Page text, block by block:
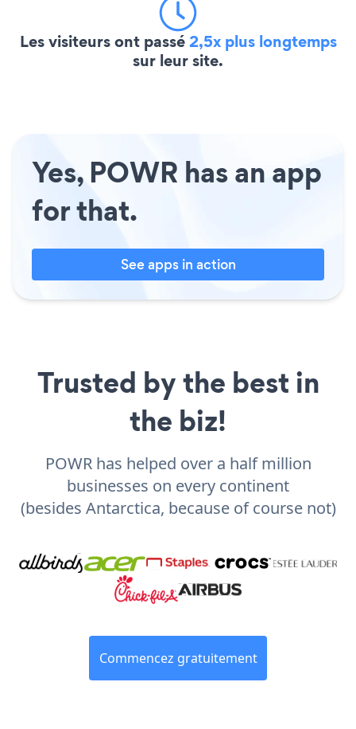
Les visiteurs ont passé2,5x plus longtemps
sur leur site.
Yes, POWR has an app
for that.
See apps in action
Trusted by the best in
the biz!
POWR has helped over a half million
businesses on every continent
(besides Antarctica, because of course not)
Commencez gratuitement